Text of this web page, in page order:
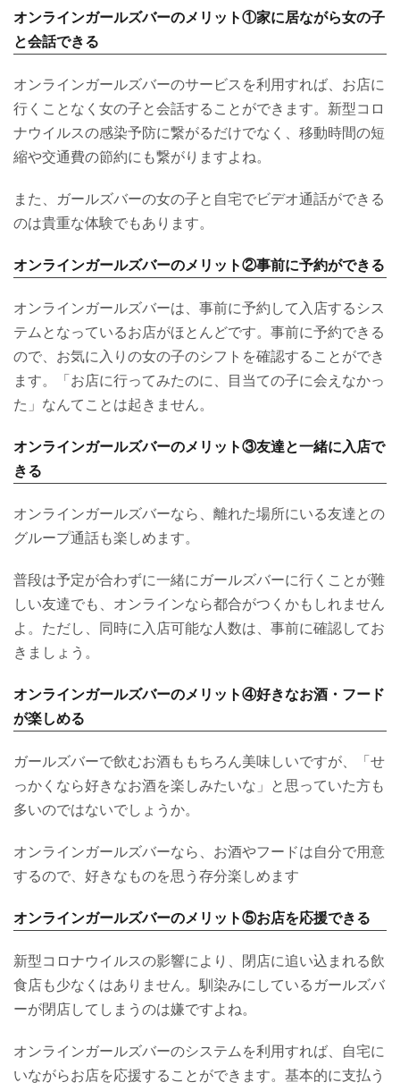
オンラインガールズバーのメリット①家に居ながら女の子
と会話できる
オンラインガールズバーのサービスを利用すれば、お店に
行くことなく女の子と会話することができます。新型コロ
ナウイルスの感染予防に繋がるだけでなく、移動時間の短
縮や交通費の節約にも繋がりますよね。
また、ガールズバーの女の子と自宅でビデオ通話ができる
のは貴重な体験でもあります。
オンラインガールズバーのメリット②事前に予約ができる
オンラインガールズバーは、事前に予約して入店するシス
テムとなっているお店がほとんどです。事前に予約できる
ので、お気に入りの女の子のシフトを確認することができ
ます。「お店に行ってみたのに、目当ての子に会えなかっ
た」なんてことは起きません。
オンラインガールズバーのメリット③友達と一緒に入店で
きる
オンラインガールズバーなら、離れた場所にいる友達との
グループ通話も楽しめます。
普段は予定が合わずに一緒にガールズバーに行くことが難
しい友達でも、オンラインなら都合がつくかもしれません
よ。ただし、同時に入店可能な人数は、事前に確認してお
きましょう。
オンラインガールズバーのメリット④好きなお酒・フード
が楽しめる
ガールズバーで飲むお酒ももちろん美味しいですが、「せ
っかくなら好きなお酒を楽しみたいな」と思っていた方も
多いのではないでしょうか。
オンラインガールズバーなら、お酒やフードは自分で用意
するので、好きなものを思う存分楽しめます
オンラインガールズバーのメリット⑤お店を応援できる
新型コロナウイルスの影響により、閉店に追い込まれる飲
食店も少なくはありません。馴染みにしているガールズバ
ーが閉店してしまうのは嫌ですよね。
オンラインガールズバーのシステムを利用すれば、自宅に
いながらお店を応援することができます。基本的に支払う